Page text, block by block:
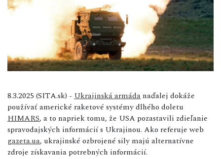
8.3.2025 (SITA.sk) - Ukrajinská armáda naďalej dokáže
používať americké raketové systémy dlhého doletu
HIMARS, a to napriek tomu, že USA pozastavili zdieľanie
spravodajských informácií s Ukrajinou. Ako referuje web
gazeta.ua, ukrajinské ozbrojené sily majú alternatívne
zdroje získavania potrebných informácií.